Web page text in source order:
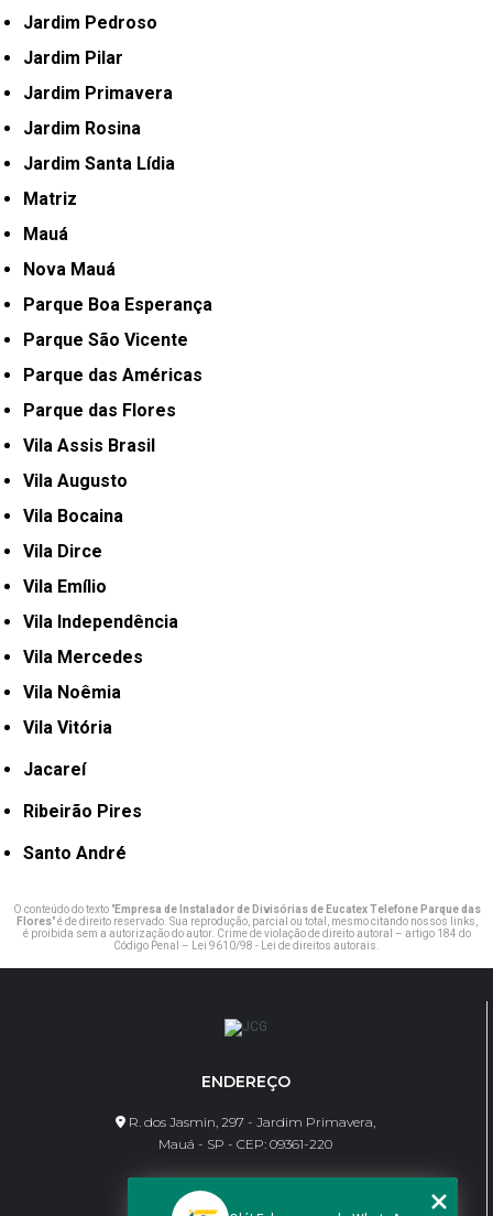
Jardim Pedroso
Jardim Pilar
Jardim Primavera
Jardim Rosina
Jardim Santa Lídia
Matriz
Mauá
Nova Mauá
Parque Boa Esperança
Parque São Vicente
Parque das Américas
Parque das Flores
Vila Assis Brasil
Vila Augusto
Vila Bocaina
Vila Dirce
Vila Emílio
Vila Independência
Vila Mercedes
Vila Noêmia
Vila Vitória
Jacareí
Ribeirão Pires
Santo André
O conteúdo do texto "Empresa de Instalador de Divisórias de Eucatex Telefone Parque das
Flores" é de direito reservado. Sua reprodução, parcial ou total, mesmo citando nossos links,
é proibida sem a autorização do autor. Crime de violação de direito autoral – artigo 184 do
Código Penal –
Lei 9610/98 - Lei de direitos autorais
ENDEREÇO
R. dos Jasmin, 297 - Jardim Primavera,
Mauá - SP - CEP: 09361-220
CONTATO